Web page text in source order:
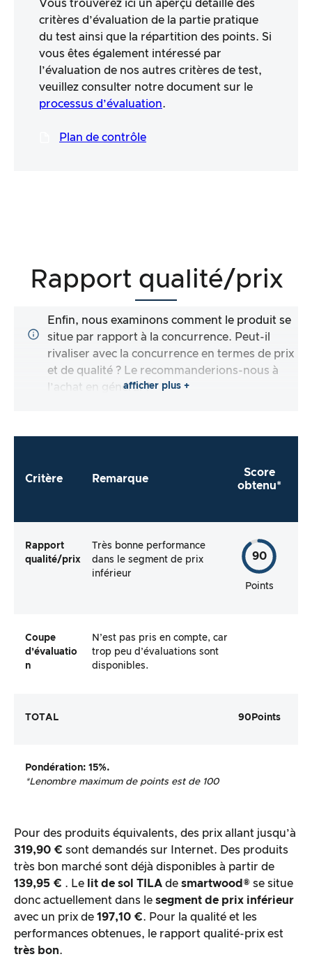
Vous trouverez ici un aperçu détaillé des
critères d’évaluation de la partie pratique
du test ainsi que la répartition des points. Si
vous êtes également intéressé par
l’évaluation de nos autres critères de test,
veuillez consulter notre document sur le
processus d’évaluation.
Plan de contrôle
Rapport qualité/prix
Enfin, nous examinons comment le produit se
situe par rapport à la concurrence. Peut-il
rivaliser avec la concurrence en termes de prix
et de qualité ? Le recommanderions-nous à
l’achat en général ?afficher plus +
Critère Remarque
Score
obtenu*
Rapport
qualité/prix
Très bonne performance
dans le segment de prix
inférieur
90
Points
Coupe
d’évaluatio
n
N’est pas pris en compte, car
trop peu d’évaluations sont
disponibles.
TOTAL 90 Points
Pondération: 15%.
*Lenombre maximum de points est de 100
Pour des produits équivalents, des prix allant jusqu’à
319,90 € sont demandés sur Internet. Des produits
très bon marché sont déjà disponibles à partir de
139,95 € . Le lit de sol TILA de smartwood® se situe
donc actuellement dans le segment de prix inférieur
avec un prix de 197,10 €. Pour la qualité et les
performances obtenues, le rapport qualité-prix est
très bon.